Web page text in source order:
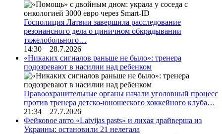
Госполиция Латвии завершила расследование
резонансного дела о циничном обкрадывании
тяжелобольного…
14:30 28.7.2026
«Никаких сигналов раньше не было»: тренера
подозревают в насилии над ребенком
Правоохранительные органы начали уголовный процесс
против тренера детско-юношеского хоккейного клуба…
21:34 27.7.2026
Фейковое авто «Latvijas pasts» и лихая драйверша из
Украины: остановили 21 нелегала